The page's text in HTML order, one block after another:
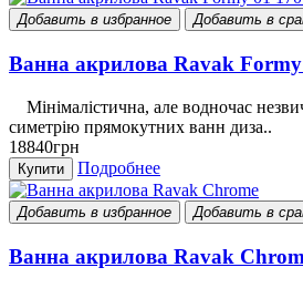
Добавить в избранное Добавить в
Ванна акрилова Ravak Formy
Мінімалістична, але водночас
симетрію прямокутних ванн диза..
18840грн
Купити Подробнее
Добавить в избранное Добавить в
Ванна акрилова Ravak